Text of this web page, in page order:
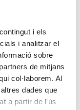
i els
i analitzar el
sobre
de mitjans
col·laborem. Al
dades que
a partir de l'ús
van delitar
any rere
conformen
100% altruista i